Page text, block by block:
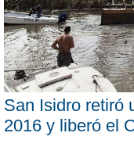
San Isidro retiró
2016 y liberó el